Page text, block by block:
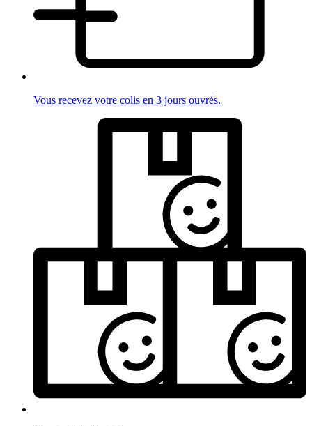
Vous recevez votre colis en 3 jours ouvrés.